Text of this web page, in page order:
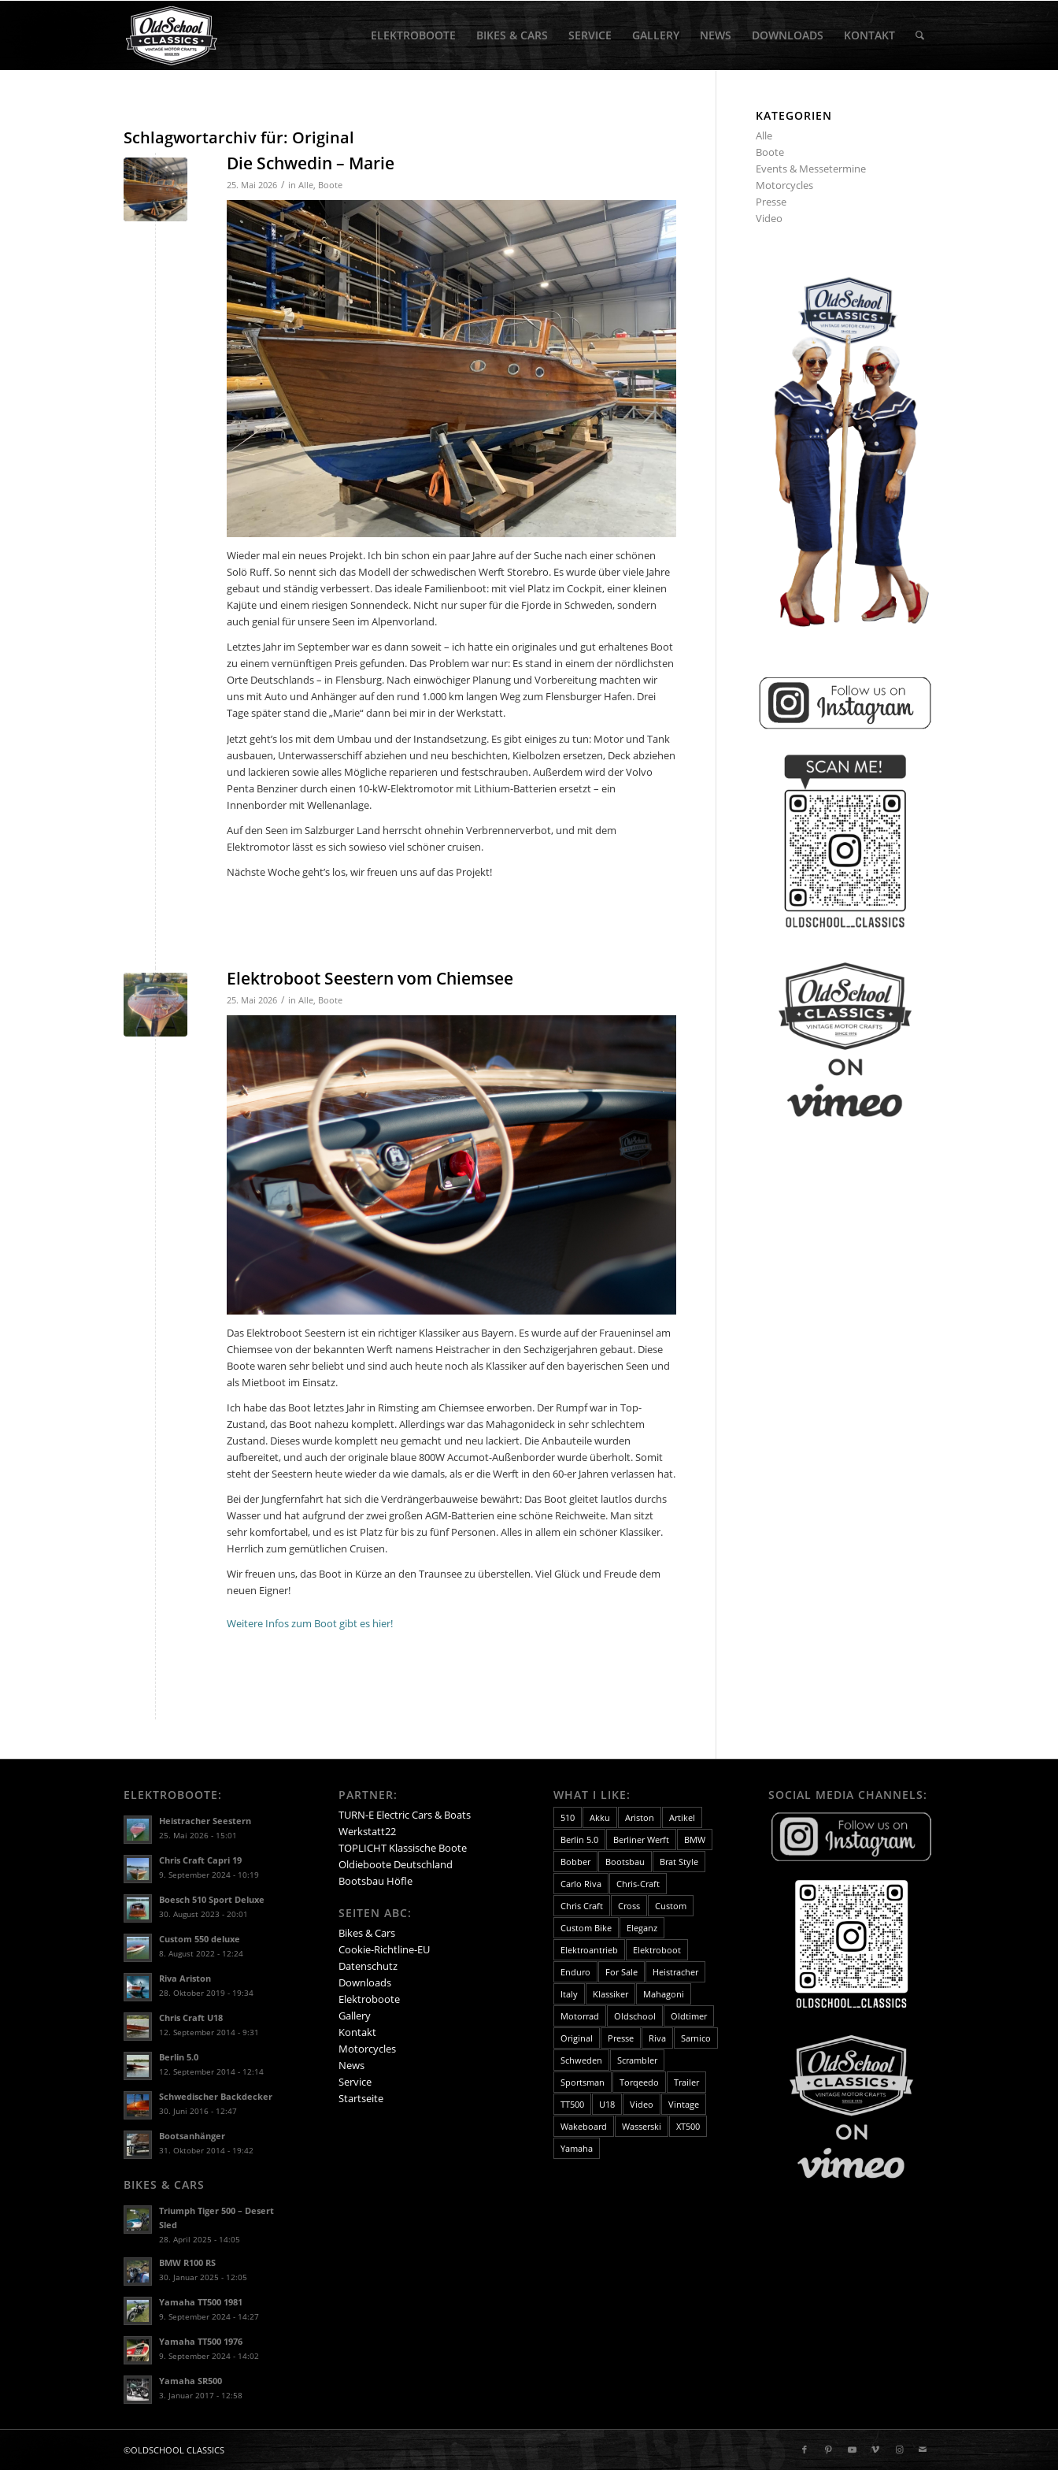
ELEKTROBOOTE BIKES & CARS SERVICE GALLERY NEWS DOWNLOADS KONTAKT
Schlagwortarchiv für: Original
Die Schwedin – Marie
25. Mai 2026 / in Alle, Boote
Wieder mal ein neues Projekt. Ich bin schon ein paar Jahre auf der Suche nach einer schönen
Solö Ruff. So nennt sich das Modell der schwedischen Werft Storebro. Es wurde über viele Jahre
gebaut und ständig verbessert. Das ideale Familienboot: mit viel Platz im Cockpit, einer kleinen
Kajüte und einem riesigen Sonnendeck. Nicht nur super für die Fjorde in Schweden, sondern
auch genial für unsere Seen im Alpenvorland.
Letztes Jahr im September war es dann soweit – ich hatte ein originales und gut erhaltenes Boot
zu einem vernünftigen Preis gefunden. Das Problem war nur: Es stand in einem der nördlichsten
Orte Deutschlands – in Flensburg. Nach einwöchiger Planung und Vorbereitung machten wir
uns mit Auto und Anhänger auf den rund 1.000 km langen Weg zum Flensburger Hafen. Drei
Tage später stand die „Marie“ dann bei mir in der Werkstatt.
Jetzt geht’s los mit dem Umbau und der Instandsetzung. Es gibt einiges zu tun: Motor und Tank
ausbauen, Unterwasserschiff abziehen und neu beschichten, Kielbolzen ersetzen, Deck abziehen
und lackieren sowie alles Mögliche reparieren und festschrauben. Außerdem wird der Volvo
Penta Benziner durch einen 10-kW-Elektromotor mit Lithium-Batterien ersetzt – ein
Innenborder mit Wellenanlage.
Auf den Seen im Salzburger Land herrscht ohnehin Verbrennerverbot, und mit dem
Elektromotor lässt es sich sowieso viel schöner cruisen.
Nächste Woche geht’s los, wir freuen uns auf das Projekt!
Elektroboot Seestern vom Chiemsee
25. Mai 2026 / in Alle Boote
Das Elektroboot Seestern ist ein richtiger Klassiker aus Bayern. Es wurde auf der Fraueninsel am
Chiemsee von der bekannten Werft namens Heistracher in den Sechzigerjahren gebaut. Diese
Boote waren sehr beliebt und sind auch heute noch als Klassiker auf den bayerischen Seen und
als Mietboot im Einsatz.
Ich habe das Boot letztes Jahr in Rimsting am Chiemsee erworben. Der Rumpf war in Top-
Zustand, das Boot nahezu komplett. Allerdings war das Mahagonideck in sehr schlechtem
Zustand. Dieses wurde komplett neu gemacht und neu lackiert. Die Anbauteile wurden
aufbereitet, und auch der originale blaue 800W Accumot-Außenborder wurde überholt. Somit
steht der Seestern heute wieder da wie damals, als er die Werft in den 60-er Jahren verlassen hat.
Bei der Jungfernfahrt hat sich die Verdrängerbauweise bewährt: Das Boot gleitet lautlos durchs
Wasser und hat aufgrund der zwei großen AGM-Batterien eine schöne Reichweite. Man sitzt
sehr komfortabel, und es ist Platz für bis zu fünf Personen. Alles in allem ein schöner Klassiker.
Herrlich zum gemütlichen Cruisen.
Wir freuen uns, das Boot in Kürze an den Traunsee zu überstellen. Viel Glück und Freude dem
neuen Eigner!
Weitere Infos zum Boot gibt es hier!
KATEGORIEN
Alle
Boote
Events & Messetermine
Motorcycles
Presse
Video
ELEKTROBOOTE:
Heistracher Seestern
25. Mai 2026 - 15:01
Chris Craft Capri 19
9. September 2024 - 10:19
Boesch 510 Sport Deluxe
30. August 2023 - 20:01
Custom 550 deluxe
8. August 2022 - 12:24
Riva Ariston
28. Oktober 2019 - 19:34
Chris Craft U18
12. September 2014 - 9:31
Berlin 5.0
12. September 2014 - 12:14
Schwedischer Backdecker
30. Juni 2016 - 12:47
Bootsanhänger
31. Oktober 2014 - 19:42
BIKES & CARS
Triumph Tiger 500 – Desert
Sled
28. April 2025 - 14:05
BMW R100 RS
30. Januar 2025 - 12:05
Yamaha TT500 1981
9. September 2024 - 14:27
Yamaha TT500 1976
9. September 2024 - 14:02
Yamaha SR500
3. Januar 2017 - 12:58
PARTNER:
TURN-E Electric Cars & Boats
Werkstatt22
TOPLICHT Klassische Boote
Oldieboote Deutschland
Bootsbau Höfle
SEITEN ABC:
Bikes & Cars
Cookie-Richtline-EU
Datenschutz
Downloads
Elektroboote
Gallery
Kontakt
Motorcycles
News
Service
Startseite
WHAT I LIKE:
510 Akku Ariston
Artikel
Berlin 5.0
Berliner Werft
BMW
Bobber
Bootsbau
Brat Style
Carlo Riva
Chris-Craft
Chris Craft
Cross
Custom
Custom Bike
Eleganz
Elektroantrieb
Elektroboot
Enduro
For Sale
Heistracher
Italy
Klassiker
Mahagoni
Motorrad
Oldschool
Oldtimer
Original
Presse Riva
Sarnico
Schweden
Scrambler
Sportsman
Torqeedo
Trailer
TT500
U18 Video
Vintage
Wakeboard
Wasserski
XT500
Yamaha
SOCIAL MEDIA CHANNELS:
©OLDSCHOOL CLASSICS